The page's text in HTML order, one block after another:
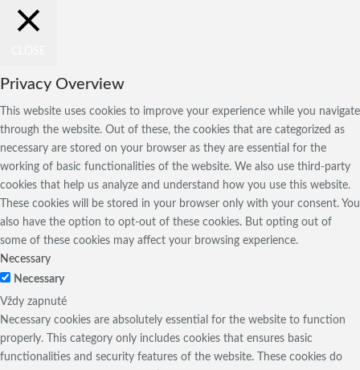
Privacy Overview
This website uses cookies to improve your experience while you navigate
through the website. Out of these, the cookies that are categorized as
necessary are stored on your browser as they are essential for the
working of basic functionalities of the website. We also use third-party
cookies that help us analyze and understand how you use this website.
These cookies will be stored in your browser only with your consent. You
also have the option to opt-out of these cookies. But opting out of
some of these cookies may affect your browsing experience.
Necessary
Necessary
Vždy zapnuté
Necessary cookies are absolutely essential for the website to function
properly. This category only includes cookies that ensures basic
functionalities and security features of the website. These cookies do